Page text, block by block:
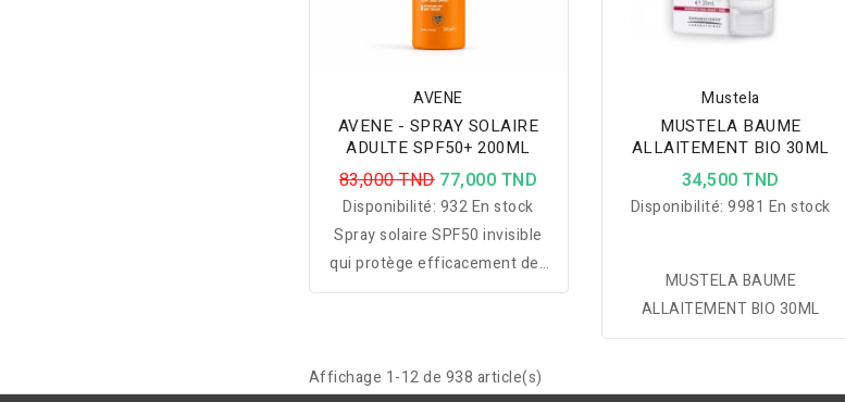
AVENE
AVENE - SPRAY SOLAIRE
ADULTE SPF50+ 200ML
83,000 TND 77,000 TND
Disponibilité: 932 En stock
Spray solaire SPF50 invisible
qui protège efficacement des
UV, hydrate durablement et
Mustela
MUSTELA BAUME
ALLAITEMENT BIO 30ML
34,500 TND
Disponibilité:9981 En stock
MUSTELA BAUME
ALLAITEMENT BIO 30ML
Affichage 1-12 de 938 article(s)